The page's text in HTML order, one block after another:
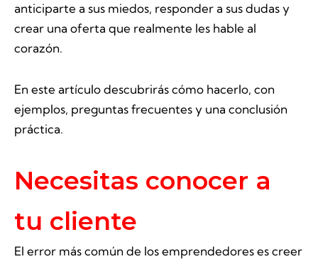
anticiparte a sus miedos, responder a sus dudas y
crear una oferta que realmente les hable al
corazón.
En este artículo descubrirás cómo hacerlo, con
ejemplos, preguntas frecuentes y una conclusión
práctica.
Necesitas conocer a
tu cliente
El error más común de los emprendedores es creer